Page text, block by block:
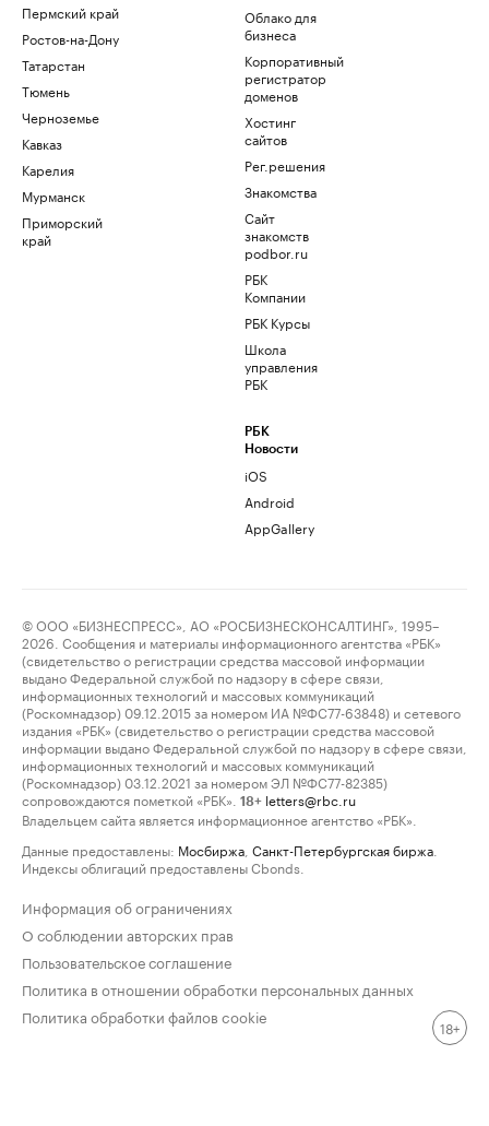
Пермский край
Ростов-на-Дону
Татарстан
Тюмень
Черноземье
Кавказ
Карелия
Мурманск
Приморский
край
Облако для
бизнеса
Корпоративный
регистратор
доменов
Хостинг
сайтов
Рег.решения
Знакомства
Сайт
знакомств
podbor.ru
РБК
Компании
РБК Курсы
Школа
управления
РБК
РБК
Новости
iOS
Android
AppGallery
© ООО «БИЗНЕСПРЕСС», АО «РОСБИЗНЕСКОНСАЛТИНГ», 1995–
2026. Сообщения и материалы информационного агентства «РБК»
(свидетельство о регистрации средства массовой информации
выдано Федеральной службой по надзору в сфере связи,
информационных технологий и массовых коммуникаций
(Роскомнадзор) 09.12.2015 за номером ИА №ФС77-63848) и сетевого
издания «РБК» (свидетельство о регистрации средства массовой
информации выдано Федеральной службой по надзору в сфере связи,
информационных технологий и массовых коммуникаций
(Роскомнадзор) 03.12.2021 за номером ЭЛ №ФС77-82385)
сопровождаются пометкой «РБК».
18+ letters@rbc.ru
Владельцем сайта является информационное агентство «РБК».
Данные предоставлены: Мосбиржа Санкт-Петербургская биржа
Индексы облигаций предоставлены Cbonds.
Информация об ограничениях
О соблюдении авторских прав
Пользовательское соглашение
Политика в отношении обработки персональных данных
Политика обработки файлов cookie
18+